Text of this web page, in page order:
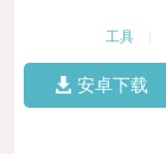
工具
安卓下载